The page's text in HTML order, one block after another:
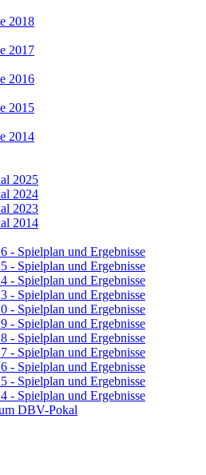
2018
2017
2016
2015
2014
2025
2024
2023
2014
- Spielplan und Ergebnisse
- Spielplan und Ergebnisse
- Spielplan und Ergebnisse
- Spielplan und Ergebnisse
- Spielplan und Ergebnisse
- Spielplan und Ergebnisse
- Spielplan und Ergebnisse
- Spielplan und Ergebnisse
- Spielplan und Ergebnisse
- Spielplan und Ergebnisse
- Spielplan und Ergebnisse
DBV-Pokal